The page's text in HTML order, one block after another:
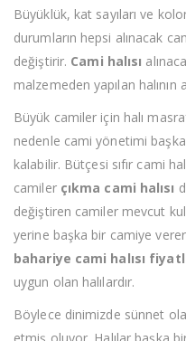
Büyüklük, kat sayıları ve
durumların hepsi alınacak
değiştirir. Cami halısı
malzemeden yapılan
Büyük camiler için halı
nedenle cami yönetimi
kalabilir. Bütçesi sıfır cami
camiler çıkma cami halısı
değiştiren camiler mevcut
yerine başka bir camiye
bahariye cami halısı
uygun olan halılardır.
Böylece dinimizde sünnet